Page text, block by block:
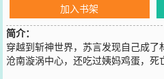
加入书架
简介：
穿越到斩神世界，苏言发现自己成了
沧南漩涡中心，还吃过姨妈鸡蛋，死